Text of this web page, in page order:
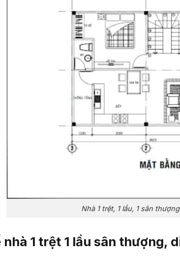
Nhà 1 trệt, 1 lầu, 1 sân
1 trệt 1 lầu sân thượng,